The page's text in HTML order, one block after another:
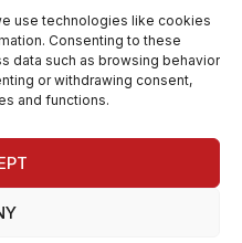
use technologies like cookies
Consenting to these
data such as browsing behavior
or withdrawing consent,
and functions.
kingi." - Evelily team